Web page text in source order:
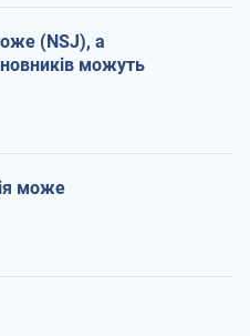
(NSJ), а
можуть
може